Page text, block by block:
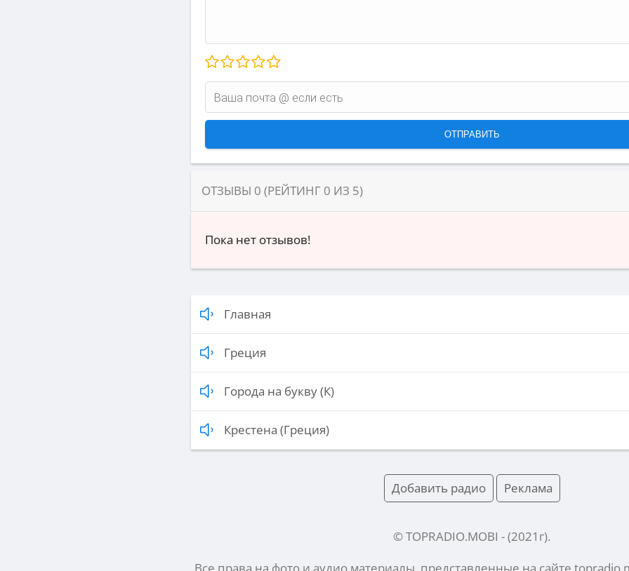
ОТЗЫВЫ 0 (РЕЙТИНГ 0 ИЗ 5)
Пока нет отзывов!
Главная
Греция
Города на букву (К)
Крестена (Греция)
Добавить радио Реклама
© TOPRADIO.MOBI - (2021 г).